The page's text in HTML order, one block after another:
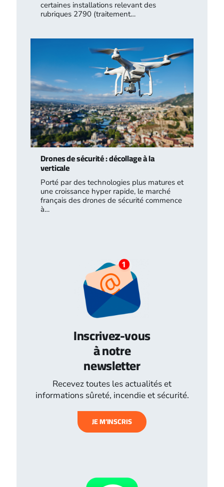
certaines installations relevant des
rubriques 2790 (traitement…
Drones de sécurité : décollage à la
verticale
Porté par des technologies plus matures et
une croissance hyper rapide, le marché
français des drones de sécurité commence
à…
Inscrivez-vous
à notre
newsletter
Recevez toutes les actualités et
informations sûreté, incendie et sécurité.
JE M’INSCRIS